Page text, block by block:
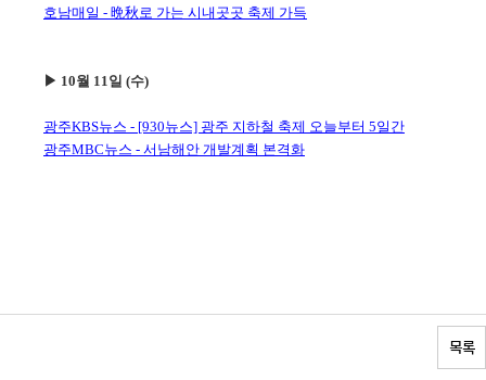
호남매일 - 晩秋로 가는 시내곳곳 축제 가득
▶ 10월 11일 (수)
광주KBS뉴스 - [930뉴스] 광주 지하철 축제 오늘부터 5일간
광주MBC뉴스 - 서남해안 개발계획 본격화
목록